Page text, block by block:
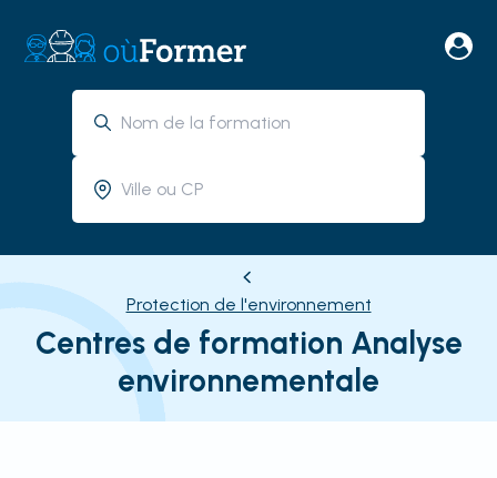
Protection de l'environnement
Centres de formation Analyse
environnementale